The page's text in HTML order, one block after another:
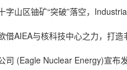
，红外成像等方法也难以在微小
变化。为解决这一问题...
字山区铀矿“突破”落空，
借AIEA与核科技中心之力，打造
司 (Eagle Nuclear Energy)宣布